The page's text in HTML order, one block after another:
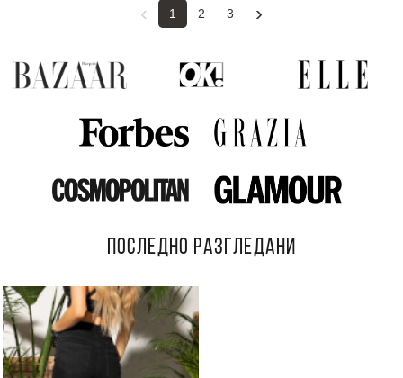
‹ 1 2 3 ›
ПОСЛЕДНО РАЗГЛЕДАНИ